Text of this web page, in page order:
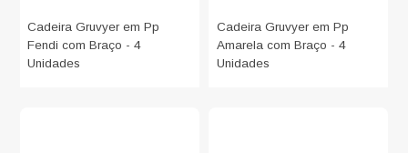
Cadeira Gruvyer em Pp
Fendi com Braço - 4
Unidades
Cadeira Gruvyer em Pp
Amarela com Braço - 4
Unidades